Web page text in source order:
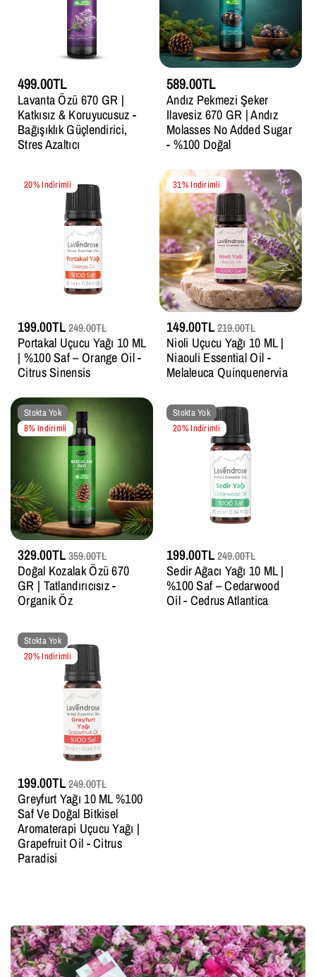
Lavanta Özü 670 GR |
Katkısız & Koruyucusuz -
Bağışıklık Güçlendirici,
Stres Azaltıcı
499.00TL
Andız Pekmezi Şeker
Ilavesiz 670 GR | Andız
Molasses No Added Sugar
- %100 Doğal
589.00TL
20% Indirimli
Portakal Uçucu Yağı 10 ML
| %100 Saf – Orange Oil -
Citrus Sinensis
199.00TL249.00TL
31% Indirimli
Nioli Uçucu Yağı 10 ML |
Niaouli Essential Oil -
Melaleuca Quinquenervia
149.00TL219.00TL
Stokta Yok
8% Indirimli
Doğal Kozalak Özü 670
GR | Tatlandırıcısız -
Organik Öz
329.00TL359.00TL
Stokta Yok
20% Indirimli
Sedir Ağacı Yağı 10 ML |
%100 Saf – Cedarwood
Oil - Cedrus Atlantica
199.00TL249.00TL
Stokta Yok
20% Indirimli
Greyfurt Yağı 10 ML %100
Saf Ve Doğal Bitkisel
Aromaterapi Uçucu Yağı |
Grapefruit Oil - Citrus
Paradisi
199.00TL249.00TL